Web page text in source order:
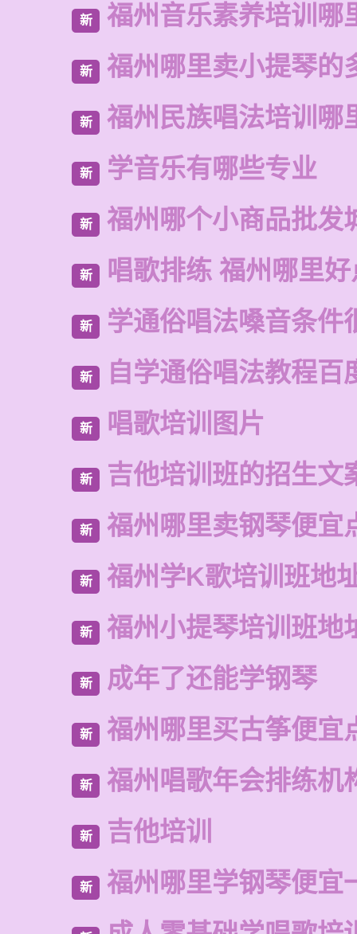
新 福州音乐素养培训哪
新 福州哪里卖小提琴的
新 福州民族唱法培训哪
新 学音乐有哪些专业
新 福州哪个小商品批发
新 唱歌排练 福州哪里
新 学通俗唱法嗓音条件
新 自学通俗唱法教程百
新 唱歌培训图片
新 吉他培训班的招生文
新 福州哪里卖钢琴便宜
新 福州学K歌培训班地
新 福州小提琴培训班地
新 成年了还能学钢琴
新 福州哪里买古筝便宜
新 福州唱歌年会排练机
新 吉他培训
新 福州哪里学钢琴便宜